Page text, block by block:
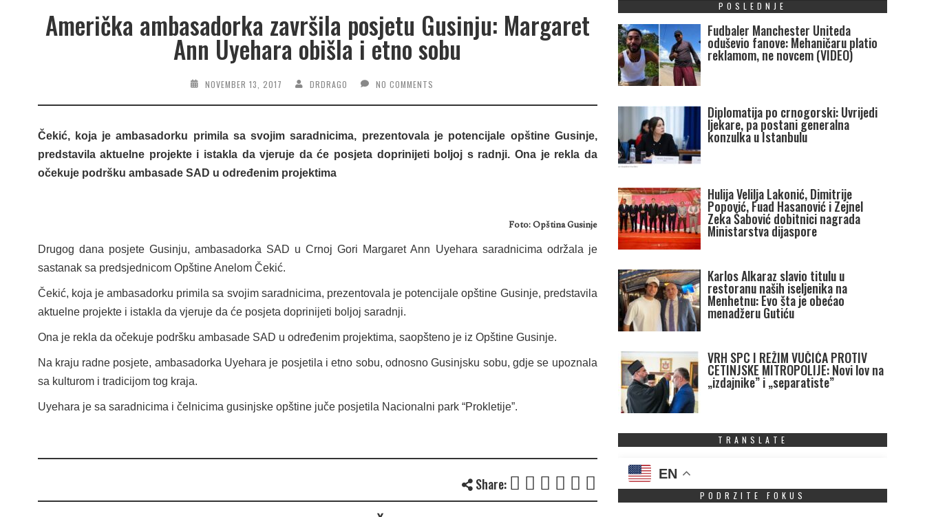
Američka ambasadorka završila posjetu Gusinju: Margaret
Ann Uyehara obišla i etno sobu
NOVEMBER 13, 2017 DRDRAGO NO COMMENTS
Čekić, koja je ambasadorku primila sa svojim saradnicima, prezentovala je potencijale opštine Gusinje,
predstavila aktuelne projekte i istakla da vjeruje da će posjeta doprinijeti boljoj s radnji. Ona je rekla da
očekuje podršku ambasade SAD u određenim projektima
Foto: Opština Gusinje
Drugog dana posjete Gusinju, ambasadorka SAD u Crnoj Gori Margaret Ann Uyehara saradnicima održala je
sastanak sa predsjednicom Opštine Anelom Čekić.
Čekić, koja je ambasadorku primila sa svojim saradnicima, prezentovala je potencijale opštine Gusinje, predstavila
aktuelne projekte i istakla da vjeruje da će posjeta doprinijeti boljoj saradnji.
Ona je rekla da očekuje podršku ambasade SAD u određenim projektima, saopšteno je iz Opštine Gusinje.
Na kraju radne posjete, ambasadorka Uyehara je posjetila i etno sobu, odnosno Gusinjsku sobu, gdje se upoznala
sa kulturom i tradicijom tog kraja.
Uyehara je sa saradnicima i čelnicima gusinjske opštine juče posjetila Nacionalni park “Prokletije”.
Share:
POSLEDNJE
Fudbaler Manchester Uniteda
oduševio fanove: Mehaničaru platio
reklamom, ne novcem (VIDEO)
Diplomatija po crnogorski: Uvrijedi
ljekare, pa postani generalna
konzulka u Istanbulu
Hulija Velilja Lakonić, Dimitrije
Popović, Fuad Hasanović i Zejnel
Zeka Šabović dobitnici nagrada
Ministarstva dijaspore
Karlos Alkaraz slavio titulu u
restoranu naših iseljenika na
Menhetnu: Evo šta je obećao
menadžeru Gutiću
VRH SPC I REŽIM VUČIĆA PROTIV
CETINJSKE MITROPOLIJE: Novi lov na
„izdajnike” i „separatiste”
TRANSLATE
EN
PODRZITE FOKUS